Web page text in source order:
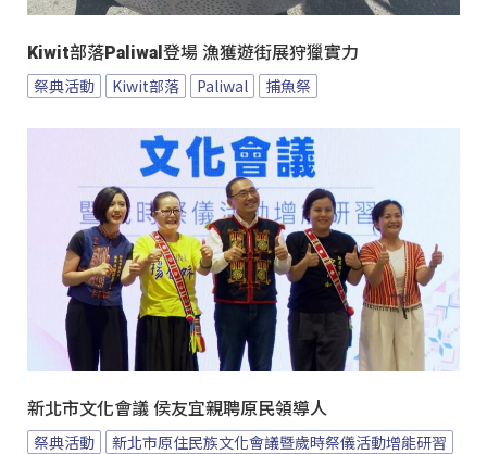
Kiwit部落Paliwal登場 漁獲遊街展狩獵實力
祭典活動 Kiwit部落 Paliwal 捕魚祭
新北市文化會議 侯友宜親聘原民領導人
祭典活動 新北市原住民族文化會議暨歲時祭儀活動增能研習